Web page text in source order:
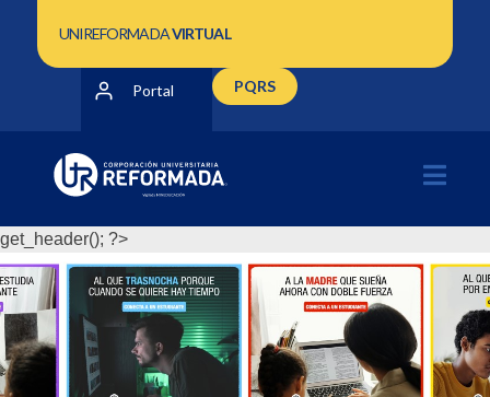
UNIREFORMADAVIRTUAL
Portal PQRS
get_header(); ?>